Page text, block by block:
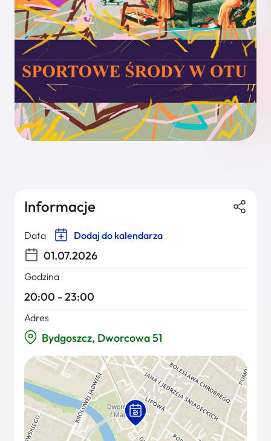
Informacje
Data Dodaj do kalendarza
01.07.2026
Godzina
20:00 - 23:00
Adres
Bydgoszcz, Dworcowa 51